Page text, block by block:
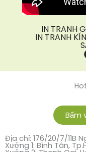
IN TRANH
IN TRANH
Bấm
Địa chỉ: 176/20/7/11B
Xưởng 1: Bình Tân,